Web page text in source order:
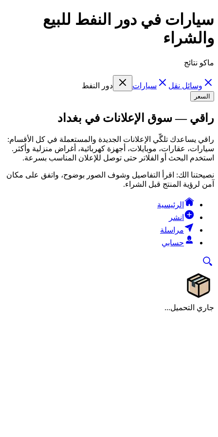
سيارات في دور النفط للبيع
والشراء
ماكو نتائج
وسائل نقل سيارات دور النفط
السعر
راقي — سوق الإعلانات في بغداد
راقي يساعدك تلگّي الإعلانات الجديدة والمستعملة في كل الأقسام:
سيارات، عقارات، موبايلات، أجهزة كهربائية، أغراض منزلية وأكثر.
استخدم البحث أو الفلاتر حتى توصل للإعلان المناسب بسرعة.
نصيحتنا الك: اقرأ التفاصيل وشوف الصور بوضوح، واتفق على مكان
آمن لرؤية المنتج قبل الشراء.
الرئيسية
انشر
مراسلة
حسابي
جاري التحميل...